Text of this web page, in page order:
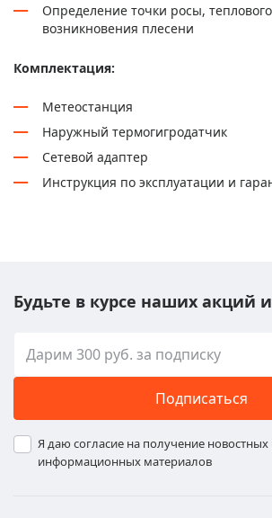
Определение точки росы,
возникновения плесени
Комплектация:
Метеостанция
Наружный термогигродатчик
Сетевой адаптер
Инструкция по эксплуатации и
Будьте в курсе наших акций
Подписаться
Я даю согласие на получение новостных
информационных материалов